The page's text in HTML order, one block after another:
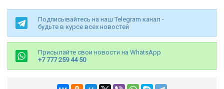
Подписывайтесь на наш Telegram канал -
будьте в курсе всех новостей
Присылайте свои новости на WhatsApp
+7 777 259 44 50